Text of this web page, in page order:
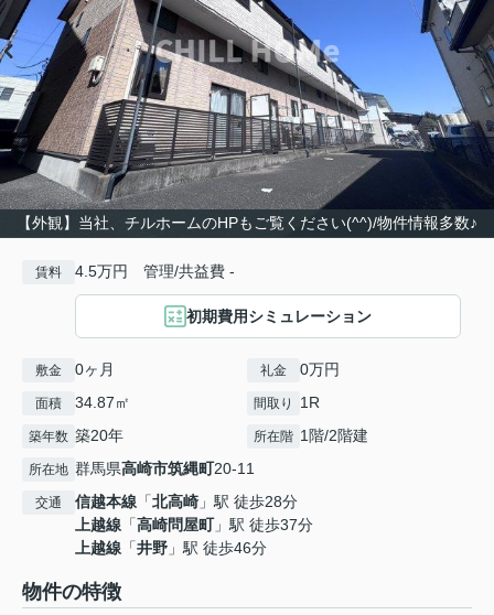
【外観】当社、チルホームのHPもご覧ください(^^)/物件情報多数♪
賃料 4.5万円 管理/共益費 -
初期費用シミュレーション
敷金 0ヶ月 礼金 0万円
面積 34.87㎡ 間取り 1R
築年数 築20年 所在階 1階/2階建
所在地 群馬県高崎市筑縄町20-11
交通 信越本線 「北高崎 」駅 徒歩28分
上越線 「高崎問屋町」駅 徒歩37分
上越線 「井野 」駅 徒歩46分
物件の特徴